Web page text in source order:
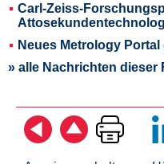
Carl-Zeiss-
Neues Metrology Portal
» alle Nachrichten dieser